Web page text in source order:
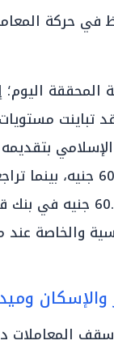
في حركة
المحققة
تباينت
اليورو في السوق المصرفية عند
لتسجل أقل سعر لبيع العملة
المعاملات